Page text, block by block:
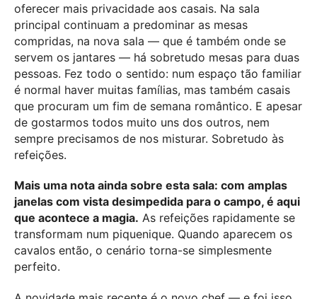
oferecer mais privacidade aos casais. Na sala
principal continuam a predominar as mesas
compridas, na nova sala — que é também onde se
servem os jantares — há sobretudo mesas para duas
pessoas. Fez todo o sentido: num espaço tão familiar
é normal haver muitas famílias, mas também casais
que procuram um fim de semana romântico. E apesar
de gostarmos todos muito uns dos outros, nem
sempre precisamos de nos misturar. Sobretudo às
refeições.
Mais uma nota ainda sobre esta sala: com amplas
janelas com vista desimpedida para o campo, é aqui
que acontece a magia. As refeições rapidamente se
transformam num piquenique. Quando aparecem os
cavalos então, o cenário torna-se simplesmente
perfeito.